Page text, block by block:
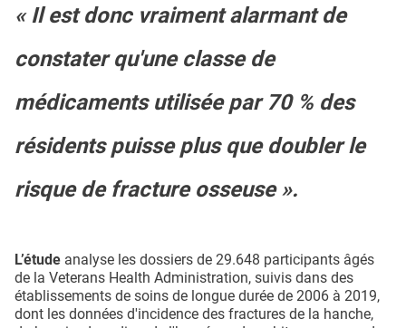
« Il est donc vraiment alarmant de
constater qu'une classe de
médicaments utilisée par 70 % des
résidents puisse plus que doubler le
risque de fracture osseuse ».
L’étude analyse les dossiers de 29.648 participants âgés
de la Veterans Health Administration, suivis dans des
établissements de soins de longue durée de 2006 à 2019,
dont les données d'incidence des fractures de la hanche,